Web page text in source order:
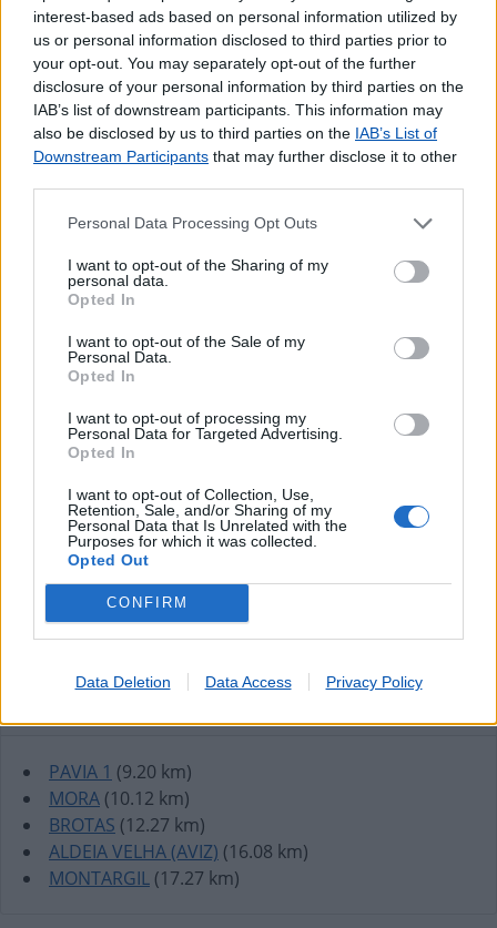
interest-based ads based on personal information utilized by
us or personal information disclosed to third parties prior to
your opt-out. You may separately opt-out of the further
disclosure of your personal information by third parties on the
IAB’s list of downstream participants. This information may
also be disclosed by us to third parties on the IAB’s List of
Downstream Participants that may further disclose it to other
Personal Data Processing Opt Outs
I want to opt-out of the Sharing of my
personal data.
Opted In
I want to opt-out of the Sale of my
Personal Data.
Opted In
I want to opt-out of processing my
Personal Data for Targeted Advertising.
Opted In
I want to opt-out of Collection, Use,
Retention, Sale, and/or Sharing of my
Personal Data that Is Unrelated with the
Purposes for which it was collected.
Opted Out
CONFIRM
Data Deletion Data Access Privacy Policy
Outros Serviços
Carregamento de Telemóveis
PAVIA 1 (9.20 km)
MORA (10.12 km)
BROTAS (12.27 km)
ALDEIA VELHA (AVIZ) (16.08 km)
MONTARGIL (17.27 km)